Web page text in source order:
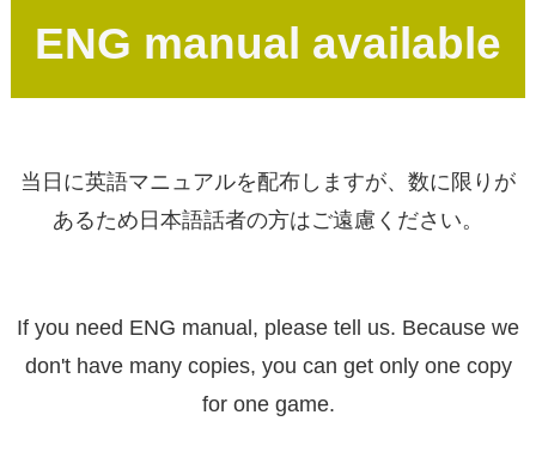
ENG manual available
当日に英語マニュアルを配布しますが、数に限りが
あるため日本語話者の方はご遠慮ください。
If you need ENG manual, please tell us. Because we
don't have many copies, you can get only one copy
for one game.